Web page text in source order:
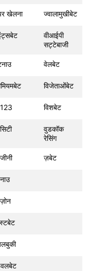
खेलना ज्वालामुखीबेट
वीआईपी
सट्टेबाजी
वेलबेट
विजेताओंबेट
विशबेट
वुडकॉक
रेसिंग
ज़बेट